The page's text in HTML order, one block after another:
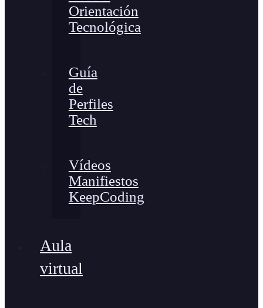
Orientación
Tecnológica
Guía
de
Perfiles
Tech
Vídeos
Manifiestos
KeepCoding
Aula
virtual